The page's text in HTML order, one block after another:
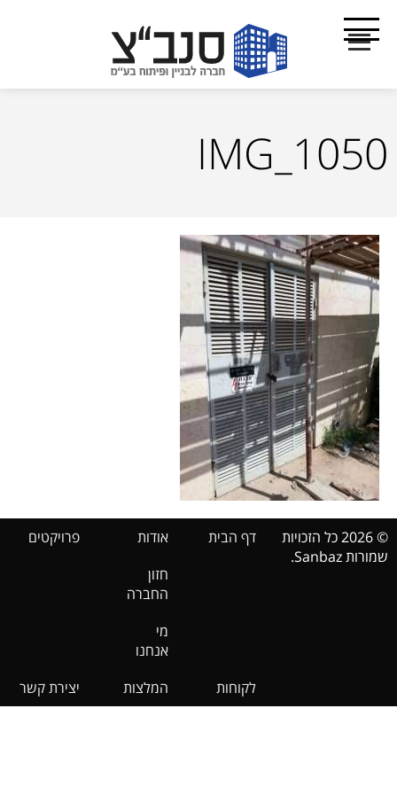
IMG_1050
© 2026 כל הזכויות
שמורות Sanbaz.
דף הבית
אודות
חזון
החברה
מי
אנחנו
פרויקטים
לקוחות המלצות יצירת קשר